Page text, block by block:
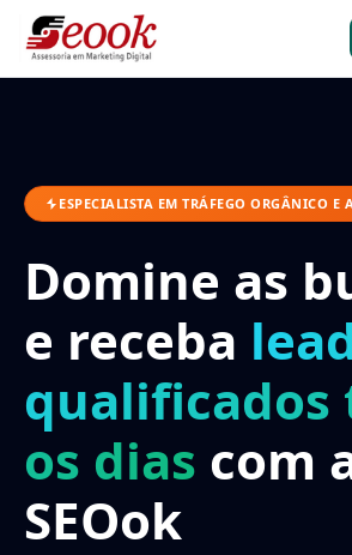
ESPECIALISTA EM TRÁFEGO ORGÂNICO E
Domine as
e receba
qualificados
os dias com
SEOok